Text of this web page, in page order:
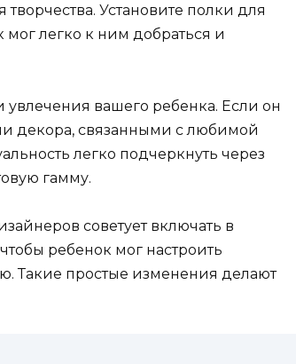
Установите полки для
легко к ним добраться и
вашего ребенка. Если он
декора, связанными с любимой
легко подчеркнуть через
гамму.
советует включать в
ребенок мог настроить
Такие простые изменения делают